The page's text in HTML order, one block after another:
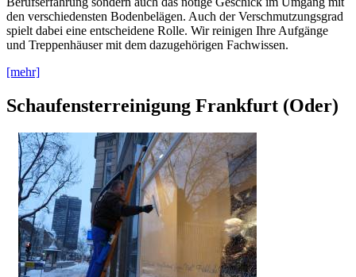
den verschiedensten Bodenbelägen. Auch der Verschmutzungsgrad
spielt dabei eine entscheidene Rolle. Wir reinigen Ihre Aufgänge
und Treppenhäuser mit dem dazugehörigen Fachwissen.
[mehr]
Schaufensterreinigung Frankfurt (Oder)